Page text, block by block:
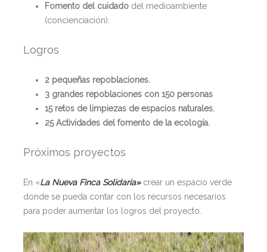
Fomento del cuidado del medioambiente
(concienciación).
Logros
2 pequeñas repoblaciones.
3 grandes repoblaciones con 150 personas
15 retos de limpiezas de espacios naturales.
25 Actividades del fomento de la ecología.
Próximos proyectos
En «La Nueva Finca Solidaria»crear un espacio verde
donde se pueda contar con los recursos necesarios
para poder aumentar los logros del proyecto.